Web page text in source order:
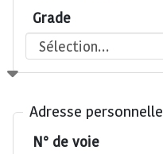
Grade
Adresse personnelle
N° de voie